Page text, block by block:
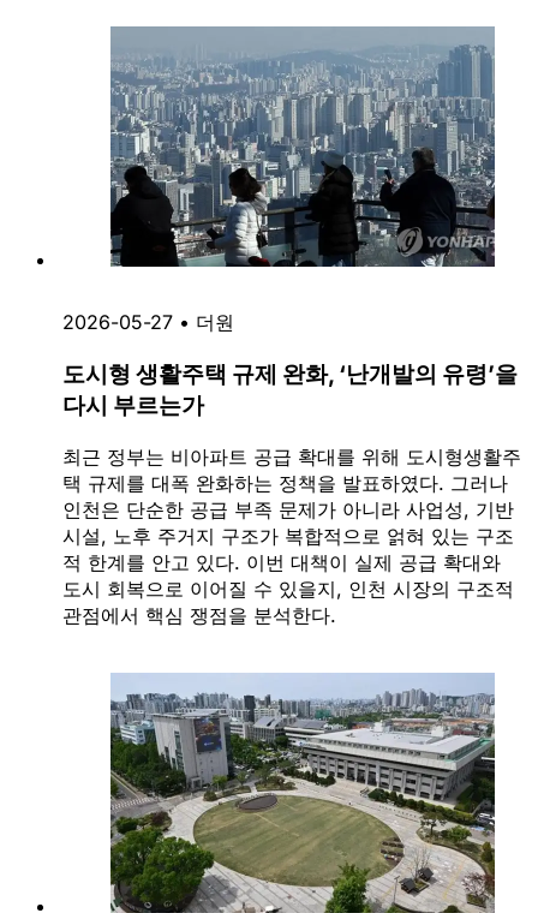
2026-05-27 • 더원
도시형 생활주택 규제 완화, ‘난개발의 유령’을
다시 부르는가
최근 정부는 비아파트 공급 확대를 위해 도시형생활주
택 규제를 대폭 완화하는 정책을 발표하였다. 그러나
인천은 단순한 공급 부족 문제가 아니라 사업성, 기반
시설, 노후 주거지 구조가 복합적으로 얽혀 있는 구조
적 한계를 안고 있다. 이번 대책이 실제 공급 확대와
도시 회복으로 이어질 수 있을지, 인천 시장의 구조적
관점에서 핵심 쟁점을 분석한다.